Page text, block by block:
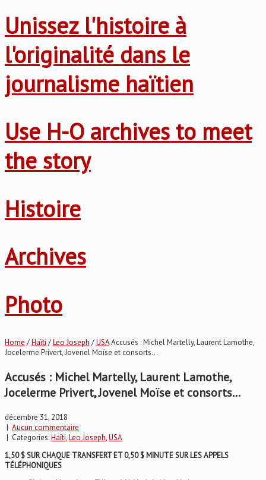
Unissez l'histoire à
l'originalité dans le
journalisme haïtien
Use H-O archives to meet
the story
Histoire
Archives
Photo
Home /Haïti /Leo Joseph /USAAccusés : Michel Martelly, Laurent Lamothe,
Jocelerme Privert, Jovenel Moïse et consorts…
Accusés : Michel Martelly, Laurent Lamothe,
Jocelerme Privert, Jovenel Moïse et consorts…
décembre 31, 2018
| Aucun commentaire
| Categories:Haïti,Leo Joseph,USA
1,50 $ SUR CHAQUE TRANSFERT ET 0,50 $ MINUTE SUR LES APPELS
TÉLÉPHONIQUES